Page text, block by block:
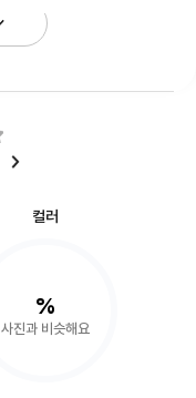
컬러
%
사진과 비슷해요